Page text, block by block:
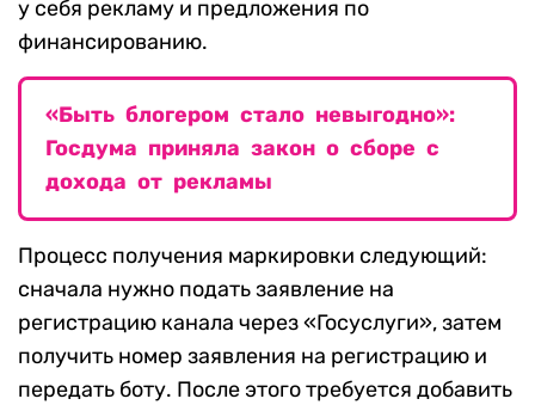
у себя рекламу и предложения по
финансированию.
«Быть блогером стало невыгодно»:
Госдума приняла закон о сборе с
дохода от рекламы
Процесс получения маркировки следующий:
сначала нужно подать заявление на
регистрацию канала через «Госуслуги», затем
получить номер заявления на регистрацию и
передать боту. После этого требуется добавить